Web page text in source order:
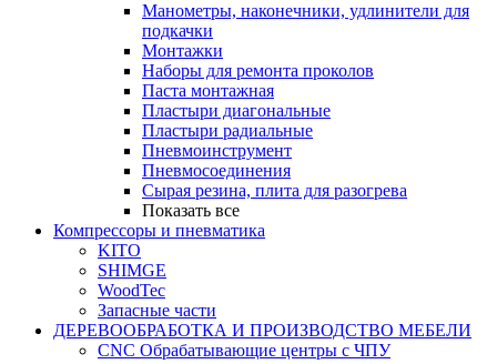
Манометры, наконечники, удлинители для
подкачки
Монтажки
Наборы для ремонта проколов
Паста монтажная
Пластыри диагональные
Пластыри радиальные
Пневмоинструмент
Пневмосоединения
Сырая резина, плита для разогрева
Показать все
Компрессоры и пневматика
KITO
SHIMGE
WoodTec
Запасные части
ДЕРЕВООБРАБОТКА И ПРОИЗВОДСТВО МЕБЕЛИ
CNC Обрабатывающие центры с ЧПУ